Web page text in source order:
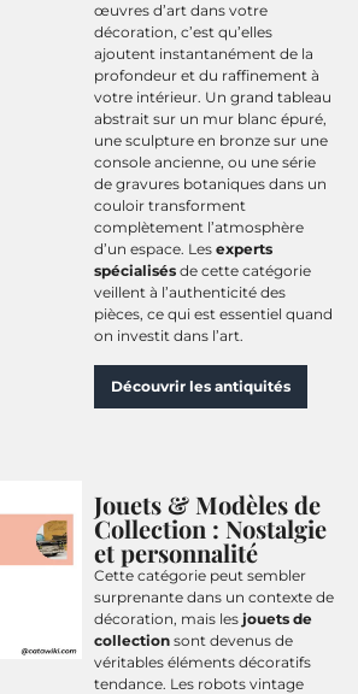
œuvres d’art dans votre
décoration, c’est qu’elles
ajoutent instantanément de la
profondeur et du raffinement à
votre intérieur. Un grand tableau
abstrait sur un mur blanc épuré,
une sculpture en bronze sur une
console ancienne, ou une série
de gravures botaniques dans un
couloir transforment
complètement l’atmosphère
d’un espace. Les experts
spécialisésde cette catégorie
veillent à l’authenticité des
pièces, ce qui est essentiel quand
on investit dans l’art.
Découvrir les antiquités
Jouets & Modèles de
Collection : Nostalgie
et personnalité
Cette catégorie peut sembler
surprenante dans un contexte de
décoration, mais les jouets de
collectionsont devenus de
véritables éléments décoratifs
tendance. Les robots vintage